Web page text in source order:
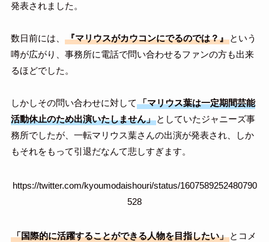
発表されました。
数日前には、 『マリウスがカウコンにでるのでは？』という
噂が広がり、事務所に電話で問い合わせるファンの方も出来
るほどでした。
しかしその問い合わせに対して 「マリウス葉は一定期間芸能
活動休止のため出演いたしません」としていたジャニーズ事
務所でしたが、一転マリウス葉さんの出演が発表され、しか
もそれをもって引退だなんて悲しすぎます。
https://twitter.com/kyoumodaishouri/status/1607589252480790
528
「国際的に活躍することができる人物を目指したい」とコメ